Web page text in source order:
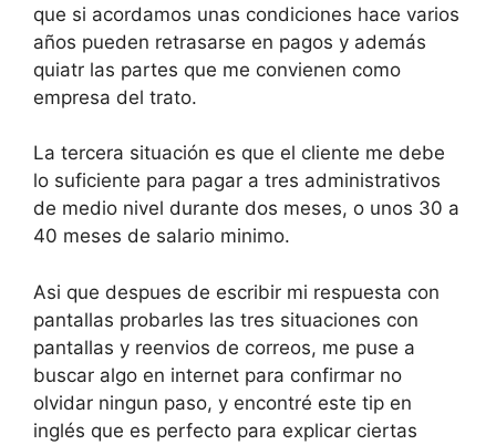
que si acordamos unas condiciones hace varios
años pueden retrasarse en pagos y además
quiatr las partes que me convienen como
empresa del trato.
La tercera situación es que el cliente me debe
lo suficiente para pagar a tres administrativos
de medio nivel durante dos meses, o unos 30 a
40 meses de salario minimo.
Asi que despues de escribir mi respuesta con
pantallas probarles las tres situaciones con
pantallas y reenvios de correos, me puse a
buscar algo en internet para confirmar no
olvidar ningun paso, y encontré este tip en
inglés que es perfecto para explicar ciertas